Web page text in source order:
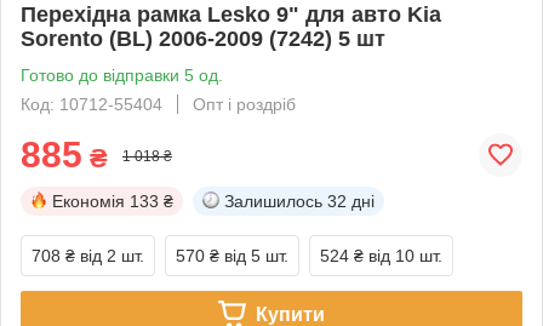
Перехідна рамка Lesko 9" для авто Kia
Sorento (BL) 2006-2009 (7242) 5 шт
Готово до відправки 5 од.
Код: 10712-55404
Опт і роздріб
885 ₴ 1 018 ₴
Економія 133 ₴ Залишилось 32 дні
708 ₴ від 2 шт. 570 ₴ від 5 шт. 524 ₴ від 10 шт.
Купити